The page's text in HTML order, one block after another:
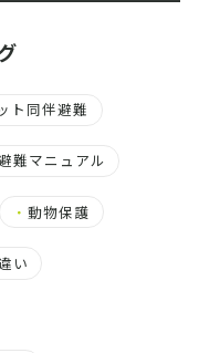
ト同伴避難
難マニュアル
・動物保護
い